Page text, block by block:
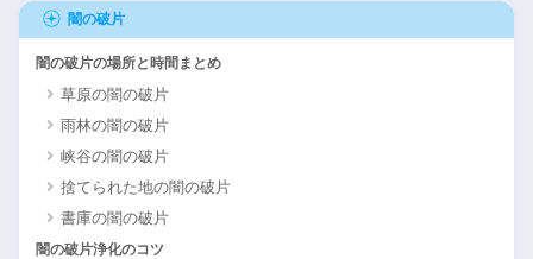
闇の破片
闇の破片の場所と時間まとめ
草原の闇の破片
雨林の闇の破片
峡谷の闇の破片
捨てられた地の闇の破片
書庫の闇の破片
闇の破片浄化のコツ